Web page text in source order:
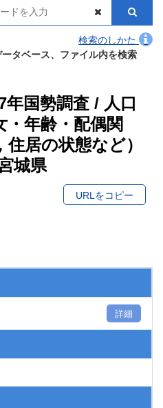
検索のしかた
ータベース、ファイル内を検索
年国勢調査 / 人口
・年齢・配偶関
居の状態など）
城県
URLをコピー
詳細